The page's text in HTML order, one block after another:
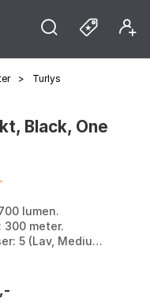
> Turlys
Black, One
lumen.
300 meter.
5 (Lav, Medium,
SOS). Materiale:
One Si...
,-